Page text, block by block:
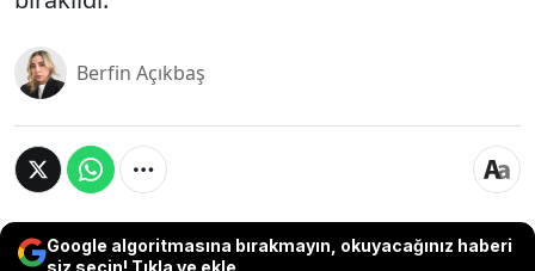
Berfin Açıkbaş
Google algoritmasına bırakmayın, okuyacağınız haberi
siz seçin! Tıkla ve ekle